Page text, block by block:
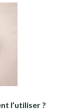
l’utiliser ?